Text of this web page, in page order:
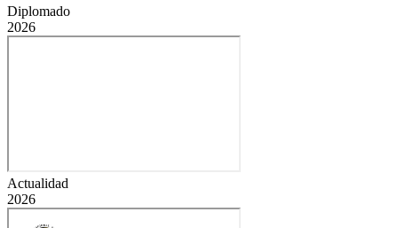
Diplomado
2026
Actualidad
2026